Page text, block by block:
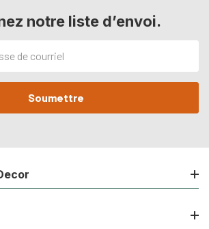
notre liste d’envoi.